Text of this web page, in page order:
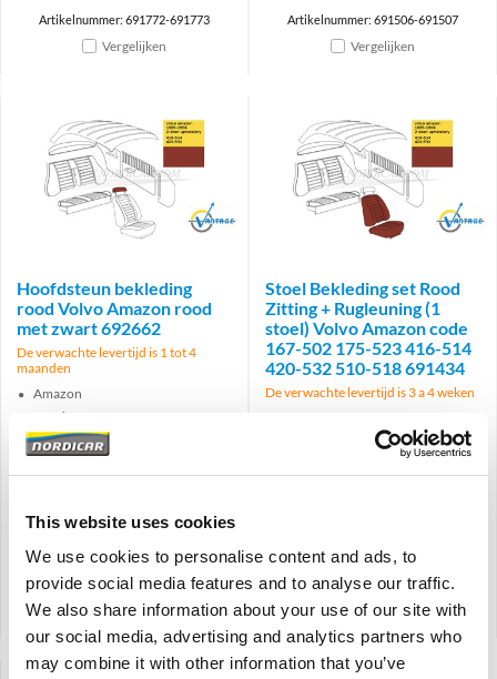
This website uses cookies
We use cookies to personalise content and ads, to
provide social media features and to analyse our traffic.
We also share information about your use of our site with
our social media, advertising and analytics partners who
may combine it with other information that you’ve
Artikelnummer: 691772-691773
Vergelijken
Artikelnummer: 691506-691507
Vergelijken
Brand
Hoofdsteun bekleding
rood Volvo Amazon rood
met zwart 692662
De verwachte levertijd is 1 tot 4
maanden
Amazon
Rood
interieurcode 167-502, 175-523,
416-514, 420-532, 510-518
€44,95
37,15
Artikelnummer: 692662
Vergelijken
Brand
Stoel Bekleding set Rood
Zitting + Rugleuning (1
stoel) Volvo Amazon code
167-502 175-523 416-514
420-532 510-518 691434
De verwachte levertijd is 3 a 4 weken
416-514, 420-532, 510-518
222,31 Excl. BTW
Artikelnummer: 691434-691437
Vergelijken